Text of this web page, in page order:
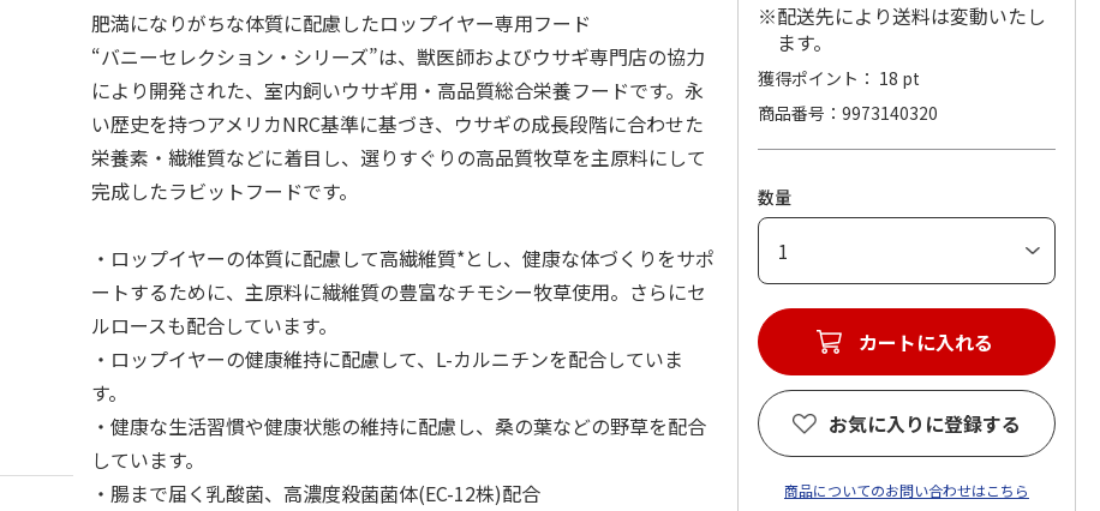
肥満になりがちな体質に配慮したロップイヤー専用フード
“バニーセレクション・シリーズ”は、獣医師およびウサギ専門店の協力
により開発された、室内飼いウサギ用・高品質総合栄養フードです。永
い歴史を持つアメリカNRC基準に基づき、ウサギの成長段階に合わせた
栄養素・繊維質などに着目し、選りすぐりの高品質牧草を主原料にして
完成したラビットフードです。
・ロップイヤーの体質に配慮して高繊維質*とし、健康な体づくりをサポ
ートするために、主原料に繊維質の豊富なチモシー牧草使用。さらにセ
ルロースも配合しています。
・ロップイヤーの健康維持に配慮して、L-カルニチンを配合していま
す。
・健康な生活習慣や健康状態の維持に配慮し、桑の葉などの野草を配合
しています。
・腸まで届く乳酸菌、高濃度殺菌菌体(EC-12株)配合
※配送先により送料は変動いたし
ます。
獲得ポイント： 18 pt
商品番号
9973140320
数量
カートに入れる
お気に入りに登録する
商品についてのお問い合わせはこちら